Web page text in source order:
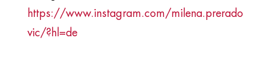
https://www.instagram.com/milena.prerado
vic/?hl=de